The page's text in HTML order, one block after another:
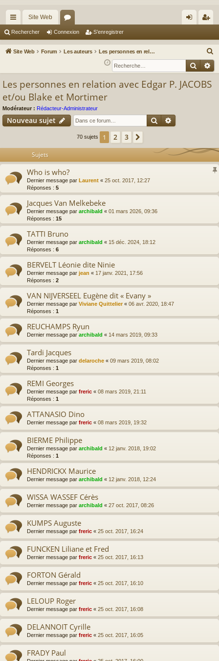
cc
ès
Site Web
or
u ne
xi
nr
eg
Rechercher Connexion S’enregistrer
Site Web Forum Les auteurs Les personnes en relation avec Edgar P. JACOBS et/ou Blake et Mortimer
e
c
r
Les personnes en relation avec Edgar P. JACOBS
et/ou Blake et Mortimer
Modérateur : Rédacteur-Administrateur
Nouveau sujet Rechercher
70 sujets 1 2 3
Sujets
Who is who?
Dernier message par Laurent « 25 oct. 2017, 12:27
Réponses : 5
Jacques Van Melkebeke
Dernier message par archibald « 01 mars 2026, 09:36
Réponses : 15
TATTI Bruno
Dernier message par archibald « 15 déc. 2024, 18:12
Réponses : 6
BERVELT Léonie dite Ninie
Dernier message par jean « 17 janv. 2021, 17:56
Réponses : 2
VAN NIJVERSEEL Eugène dit « Evany »
Dernier message par Viviane Quittelier« 06 avr. 2020, 18:47
Réponses : 1
REUCHAMPS Ryun
Dernier message par archibald « 14 mars 2019, 09:33
Tardi Jacques
Dernier message par delaroche « 09 mars 2019, 08:02
Réponses : 1
REMI Georges
Dernier message par freric « 08 mars 2019, 21:11
Réponses : 1
ATTANASIO Dino
Dernier message par freric « 08 mars 2019, 19:32
BIERME Philippe
Dernier message par archibald « 12 janv. 2018, 19:02
Réponses : 1
HENDRICKX Maurice
Dernier message par archibald « 12 janv. 2018, 12:24
WISSA WASSEF Cérès
Dernier message par archibald « 27 oct. 2017, 08:26
KUMPS Auguste
Dernier message par freric « 25 oct. 2017, 16:24
FUNCKEN Liliane et Fred
Dernier message par freric « 25 oct. 2017, 16:13
FORTON Gérald
Dernier message par freric « 25 oct. 2017, 16:10
LELOUP Roger
Dernier message par freric « 25 oct. 2017, 16:08
DELANNOIT Cyrille
Dernier message par freric « 25 oct. 2017, 16:05
FRADY Paul